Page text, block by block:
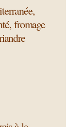
fromage